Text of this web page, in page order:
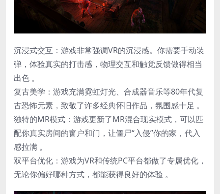
沉浸式交互​：游戏非常强调VR的沉浸感。你需要手动装
弹，体验真实的打击感，物理交互和触觉反馈做得相当
出色 。
​复古美学​：游戏充满霓虹灯光、合成器音乐等80年代复
古恐怖元素，致敬了许多经典怀旧作品，氛围感十足 。
​独特的MR模式​：游戏更新了MR混合现实模式，可以匹
配你真实房间的窗户和门，让僵尸“入侵”你的家，代入
感拉满 。
​双平台优化​：游戏为VR和传统PC平台都做了专属优化，
无论你偏好哪种方式，都能获得良好的体验 。